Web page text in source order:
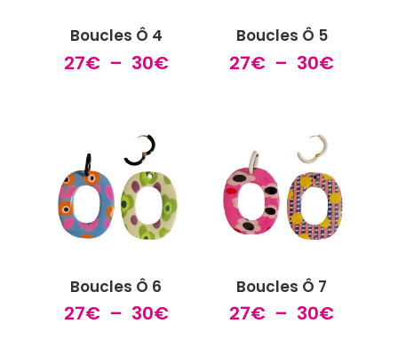
Boucles Ô 4
27€ – 30€Plage
30€
Boucles Ô 5
27€ – 30€Plage
30€
Boucles Ô 6
27€ – 30€Plage
Boucles Ô 7
27€ – 30€Plage